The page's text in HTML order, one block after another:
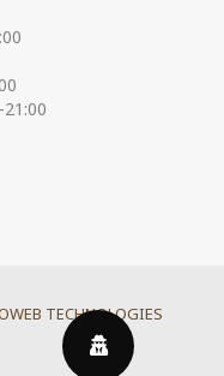
TECHNOLOGIES